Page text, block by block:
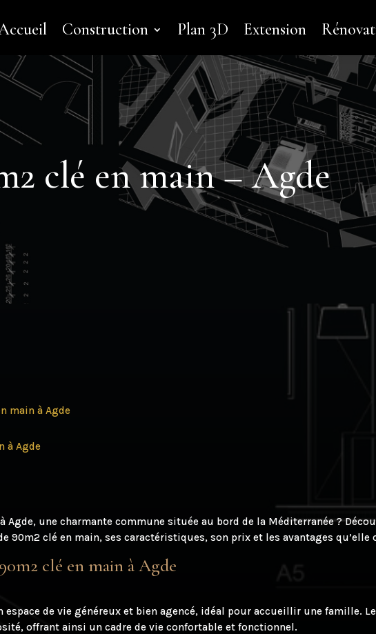
Construction Plan 3D Extension
clé en main – Agde
main à Agde
à Agde
Agde, une charmante commune située au bord de la Méditerranée ?
90m2 clé en main, ses caractéristiques, son prix et les avantages qu’elle
clé en main à Agde
espace de vie généreux et bien agencé, idéal pour accueillir une famille.
offrant ainsi un cadre de vie confortable et fonctionnel.